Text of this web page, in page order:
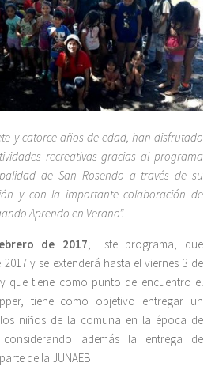
y catorce años de edad, han disfrutado
recreativas gracias al programa
de San Rosendo a través de su
y con la importante colaboración de
Aprendo en Verano”.
de 2017; Este programa, que
y se extenderá hasta el viernes 3 de
que tiene como punto de encuentro el
tiene como objetivo entregar un
niños de la comuna en la época de
además la entrega de
de la JUNAEB.